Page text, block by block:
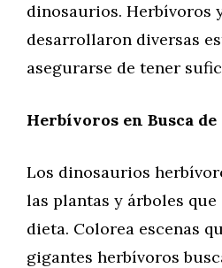
dinosaurios. Herbívoros
desarrollaron diversas
asegurarse de tener
Herbívoros en Busca
Los dinosaurios
las plantas y árboles
dieta. Colorea escenas
gigantes herbívoros